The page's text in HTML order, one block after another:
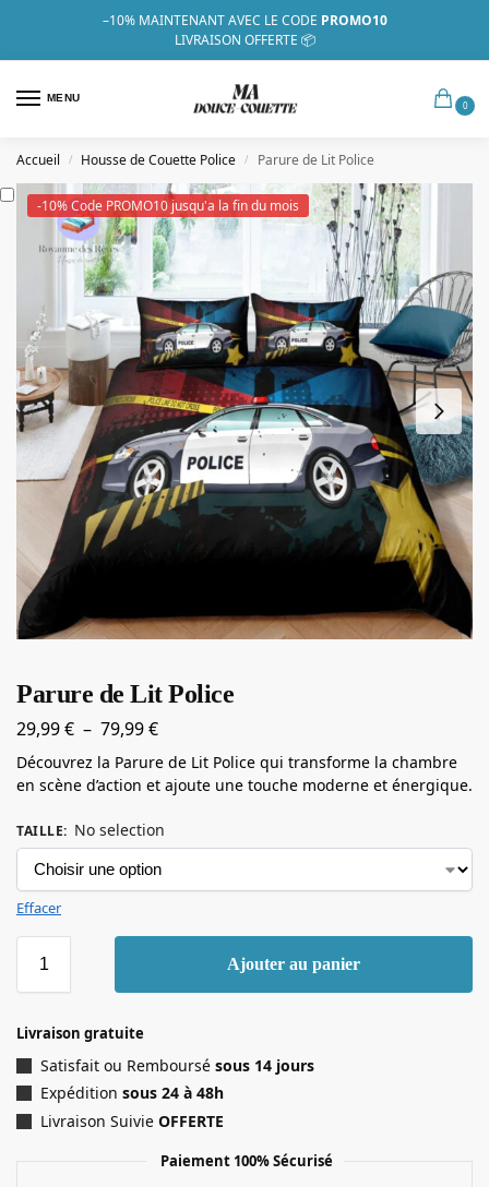
–10% MAINTENANT AVEC LE CODE PROMO10
LIVRAISON OFFERTE 📦
MENU
0
Accueil / Housse de Couette Police / Parure de Lit Police
-10% Code PROMO10 jusqu'a la fin du mois
Parure de Lit Police
29,99€ – 79,99€
Découvrez la Parure de Lit Police qui transforme la chambre
en scène d’action et ajoute une touche moderne et énergique.
TAILLE: No selection
Effacer
Ajouter au panier
Livraison gratuite
Satisfait ou Remboursé sous 14 jours
Expédition sous 24 à 48h
Livraison Suivie OFFERTE
Paiement 100% Sécurisé